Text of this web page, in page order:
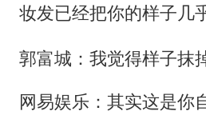
妆发已经把你的样子几
郭富城：我觉得样子抹
网易娱乐：其实这是你